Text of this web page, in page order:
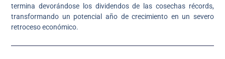
termina devorándose los dividendos de las cosechas récords,
transformando un potencial año de crecimiento en un severo
retroceso económico.